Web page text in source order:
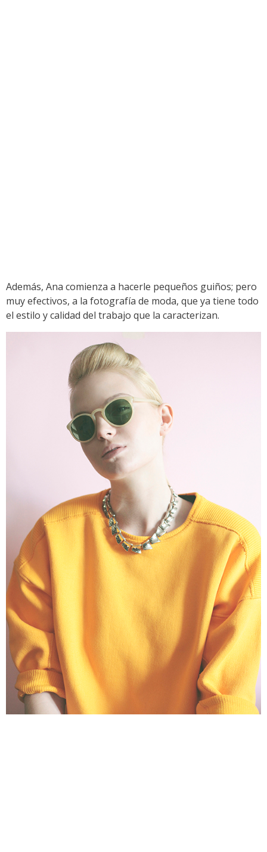
Además, Ana comienza a hacerle pequeños guiños; pero
muy efectivos, a la fotografía de moda, que ya tiene todo
el estilo y calidad del trabajo que la caracterizan.